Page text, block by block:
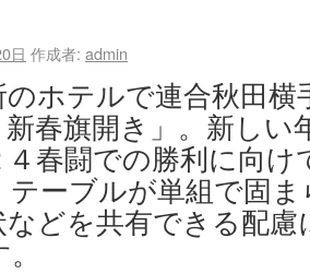
日 作成者: admin
ホテルで連合秋田横
新春旗開き」。新し
４春闘での勝利に向
テーブルが単組で固
などを共有できる配